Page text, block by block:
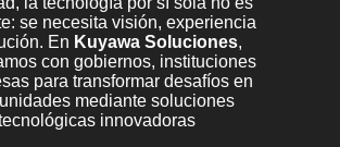
se necesita visión, experiencia
En Kuyawa Soluciones,
con gobiernos, instituciones
para transformar desafíos en
mediante soluciones
innovadoras